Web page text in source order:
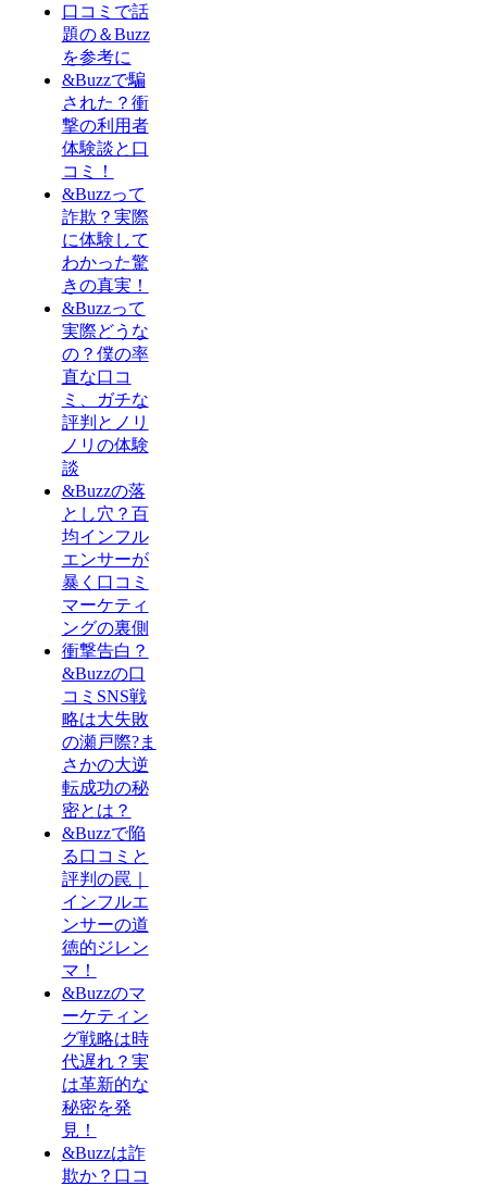
口コミで話
題の＆Buzz
を参考に
&Buzzで騙
された？衝
撃の利用者
体験談と口
コミ！
&Buzzって
詐欺？実際
に体験して
わかった驚
きの真実！
&Buzzって
実際どうな
の？僕の率
直な口コ
ミ、ガチな
評判とノリ
ノリの体験
談
&Buzzの落
とし穴？百
均インフル
エンサーが
暴く口コミ
マーケティ
ングの裏側
衝撃告白？
&Buzzの口
コミSNS戦
略は大失敗
の瀬戸際?ま
さかの大逆
転成功の秘
密とは？
&Buzzで陥
る口コミと
評判の罠｜
インフルエ
ンサーの道
徳的ジレン
マ！
&Buzzのマ
ーケティン
グ戦略は時
代遅れ？実
は革新的な
秘密を発
見！
&Buzzは詐
欺か？口コ